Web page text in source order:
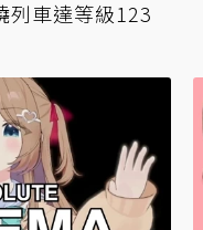
車達等級123